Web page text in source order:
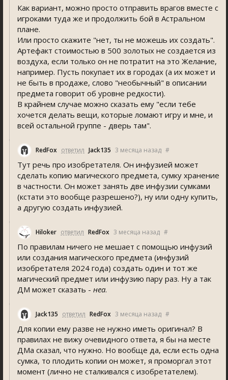
Как вариант, можно просто отправить врагов вместе с
игроками туда же и продолжить бой в Астральном
плане.
Или просто скажите "нет, ты не можешь их создать".
Артефакт стоимостью в 500 золотых не создается из
воздуха, если только он не потратит на это Желание,
например. Пусть покупает их в городах (а их может и
не быть в продаже, слово "необычный" в описании
предмета говорит об уровне редкости).
В крайнем случае можно сказать ему "если тебе
хочется делать вещи, которые ломают игру и мне, и
всей остальной группе - дверь там".
RedFox ответил Jack135 3 месяца назад #
Тут речь про изобретателя. Он инфузией может
сделать копию магического предмета, сумку хранение
в частности. Он может занять две инфузии сумками
(кстати это вообще разрешено?), ну или одну купить,
а другую создать инфузией.
Hiloker ответил RedFox 3 месяца назад #
По правилам ничего не мешает с помощью инфузий
или создания магического предмета (инфузий
изобретателя 2024 года) создать один и тот же
магический предмет или инфузию пару раз. Ну а так
ДМ может сказать - неа.
Jack135 ответил RedFox 3 месяца назад #
Для копии ему разве не нужно иметь оригинал? В
правилах не вижу очевидного ответа, я бы на месте
ДМа сказал, что нужно. Но вообще да, если есть одна
сумка, то плодить копии он может, я проморгал этот
момент (лично не сталкивался с изобретателем).